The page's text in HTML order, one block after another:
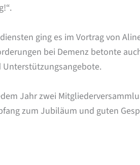
ging es im Vortrag von
bei Demenz betonte
Jahr zwei
zum Jubiläum und guten